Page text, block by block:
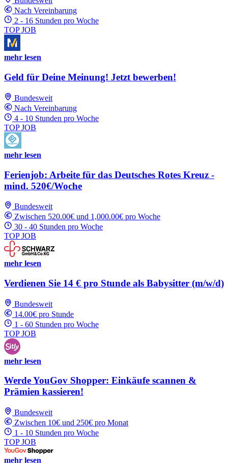
Nach Vereinbarung
2 - 16 Stunden pro Woche
TOP JOB
mehr lesen
Geld für Deine Meinung! Jetzt bewerben!
Bundesweit
Nach Vereinbarung
4 - 10 Stunden pro Woche
TOP JOB
mehr lesen
Ferienjob: Arbeite für das Deutsches Rotes Kreuz -
mind. 520€/Woche
Bundesweit
Zwischen 520.00€ und 1,000.00€ pro Woche
30 - 40 Stunden pro Woche
TOP JOB
mehr lesen
Verdienen Sie 14 € pro Stunde als Babysitter (m/w/d)
Bundesweit
14.00€ pro Stunde
1 - 60 Stunden pro Woche
TOP JOB
mehr lesen
Werde YouGov Shopper: Einkäufe scannen &
Prämien kassieren!
Bundesweit
Zwischen 10€ und 250€ pro Monat
1 - 10 Stunden pro Woche
TOP JOB
mehr lesen